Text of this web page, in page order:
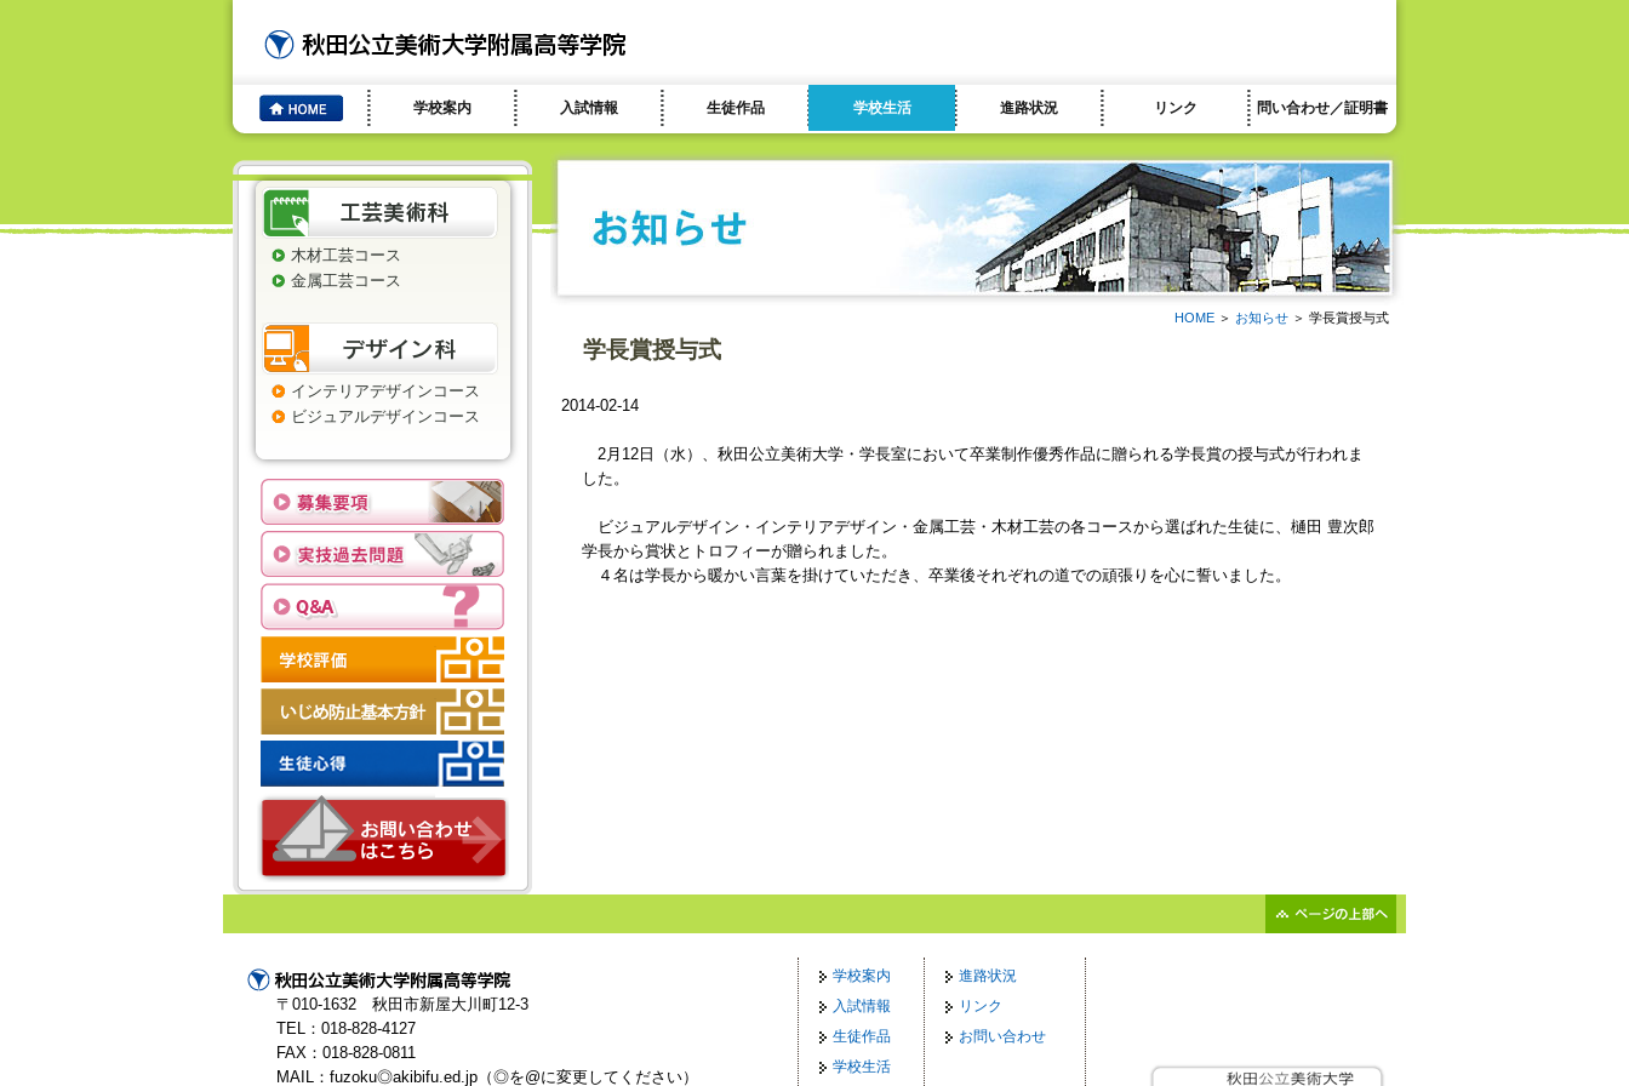
学校案内 入試情報 生徒作品 学校生活 進路状況 リンク 問い合わせ／証明書
木材工芸コース
金属工芸コース
インテリアデザインコース
ビジュアルデザインコース
HOME ＞ お知らせ ＞ 学長賞授与式
学長賞授与式
2014-02-14
2月12日（水）、秋田公立美術大学・学長室において卒業制作優秀作品に贈られる学長賞の授与式が行われま
した。
ビジュアルデザイン・インテリアデザイン・金属工芸・木材工芸の各コースから選ばれた生徒に、樋田 豊次郎
学長から賞状とトロフィーが贈られました。
４名は学長から暖かい言葉を掛けていただき、卒業後それぞれの道での頑張りを心に誓いました。
〒010-1632 秋田市新屋大川町12-3
TEL：018-828-4127
FAX：018-828-0811
MAIL：fuzoku◎akibifu.ed.jp（◎を@に変更してください）
学校案内
入試情報
生徒作品
学校生活
進路状況
リンク
お問い合わせ